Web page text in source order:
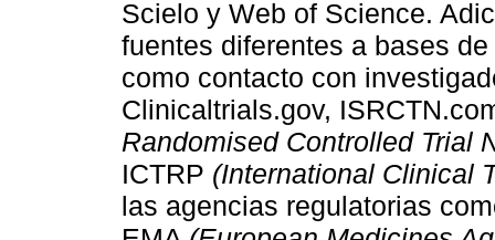
Scielo y Web of Science.
fuentes diferentes a bases
como contacto con
Clinicaltrials.gov,
Randomised Controlled Trial
ICTRP (International Clinical
las agencias regulatorias